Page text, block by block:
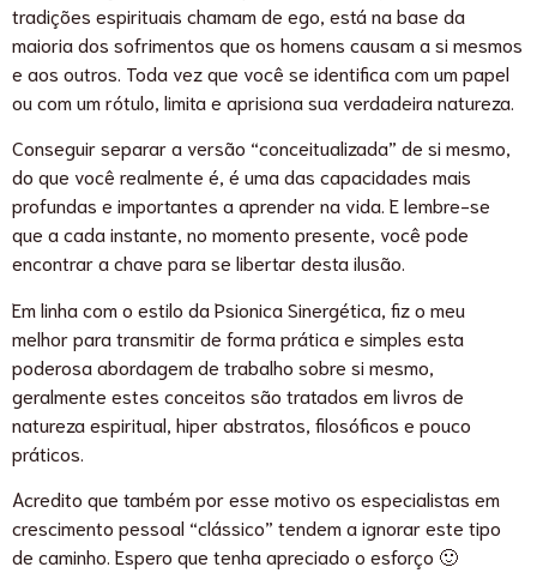
tradições espirituais chamam de ego, está na base da
maioria dos sofrimentos que os homens causam a si mesmos
e aos outros. Toda vez que você se identifica com um papel
ou com um rótulo, limita e aprisiona sua verdadeira natureza.
Conseguir separar a versão “conceitualizada” de si mesmo,
do que você realmente é, é uma das capacidades mais
profundas e importantes a aprender na vida. E lembre-se
que a cada instante, no momento presente, você pode
encontrar a chave para se libertar desta ilusão.
Em linha com o estilo da Psionica Sinergética, fiz o meu
melhor para transmitir de forma prática e simples esta
poderosa abordagem de trabalho sobre si mesmo,
geralmente estes conceitos são tratados em livros de
natureza espiritual, hiper abstratos, filosóficos e pouco
práticos.
Acredito que também por esse motivo os especialistas em
crescimento pessoal “clássico” tendem a ignorar este tipo
de caminho. Espero que tenha apreciado o esforço 🙂